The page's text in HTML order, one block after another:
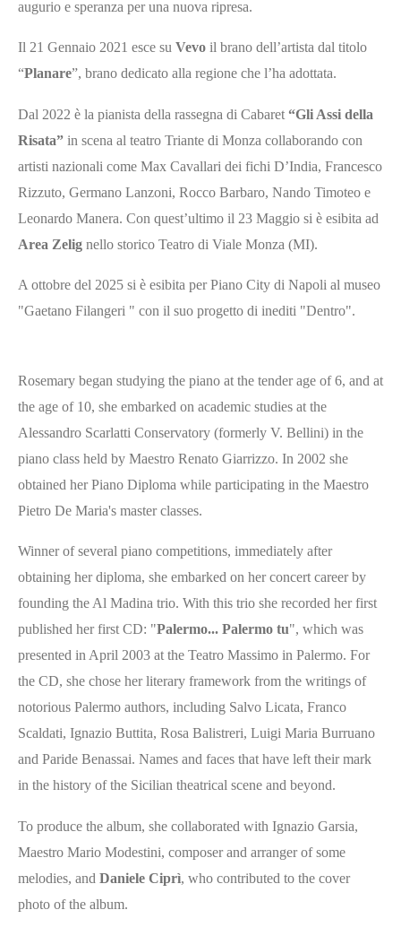
augurio e speranza per una nuova ripresa.
Il 21 Gennaio 2021 esce su Vevo il brano dell’artista dal titolo
“Planare”, brano dedicato alla regione che l’ha adottata.
Dal 2022 è la pianista della rassegna di Cabaret “Gli Assi della
Risata” in scena al teatro Triante di Monza collaborando con
artisti nazionali come Max Cavallari dei fichi D’India, Francesco
Rizzuto, Germano Lanzoni, Rocco Barbaro, Nando Timoteo e
Leonardo Manera. Con quest’ultimo il 23 Maggio si è esibita ad
Area Zelig nello storico Teatro di Viale Monza (MI).
A ottobre del 2025 si è esibita per Piano City di Napoli al museo
"Gaetano Filangeri " con il suo progetto di inediti "Dentro".
Rosemary began studying the piano at the tender age of 6, and at
the age of 10, she embarked on academic studies at the
Alessandro Scarlatti Conservatory (formerly V. Bellini) in the
piano class held by Maestro Renato Giarrizzo. In 2002 she
obtained her Piano Diploma while participating in the Maestro
Pietro De Maria's master classes.
Winner of several piano competitions, immediately after
obtaining her diploma, she embarked on her concert career by
founding the Al Madina trio. With this trio she recorded her first
published her first CD: "Palermo... Palermo tu", which was
presented in April 2003 at the Teatro Massimo in Palermo. For
the CD, she chose her literary framework from the writings of
notorious Palermo authors, including Salvo Licata, Franco
Scaldati, Ignazio Buttita, Rosa Balistreri, Luigi Maria Burruano
and Paride Benassai. Names and faces that have left their mark
in the history of the Sicilian theatrical scene and beyond.
To produce the album, she collaborated with Ignazio Garsia,
Maestro Mario Modestini, composer and arranger of some
melodies, and Daniele Ciprì, who contributed to the cover
photo of the album.